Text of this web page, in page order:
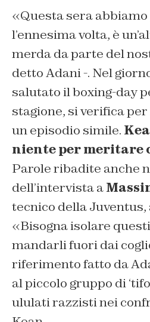
«Questa sera
l’ennesima volta, è
merda da parte del
detto Adani -. Nel
salutato il boxing-day
stagione, si verifica per
un episodio simile.
niente per meritare
Parole ribadite anche
dell’intervista a
tecnico della Juventus,
«Bisogna isolare
mandarli fuori dai
riferimento fatto da
al piccolo gruppo di
ululati razzisti nei